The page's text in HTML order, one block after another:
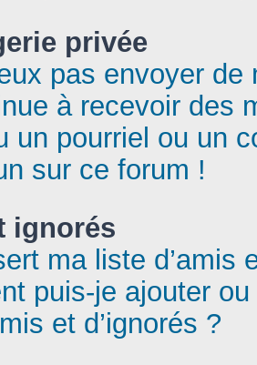
privée
pas envoyer de
à recevoir des
un pourriel ou un
sur ce forum !
ignorés
ma liste d’amis
puis-je ajouter
et d’ignorés ?